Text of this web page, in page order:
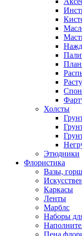
Холсты
Этюдники
Флористика
Вазы,
Каркасы
Ленты
Марблс
Наборы
Пена